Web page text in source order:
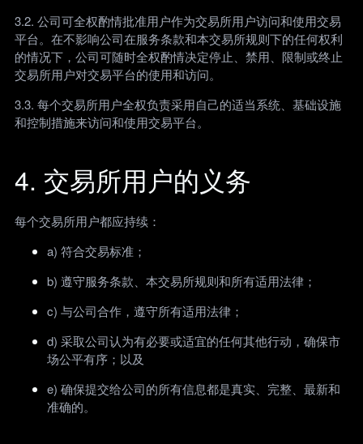
3.2. 公司可全权酌情批准用户作为交易所用户访问和使用交易
平台。在不影响公司在服务条款和本交易所规则下的任何权利
的情况下，公司可随时全权酌情决定停止、禁用、限制或终止
交易所用户对交易平台的使用和访问。
3.3. 每个交易所用户全权负责采用自己的适当系统、基础设施
和控制措施来访问和使用交易平台。
4. 交易所用户的义务
每个交易所用户都应持续：
a) 符合交易标准；
b) 遵守服务条款、本交易所规则和所有适用法律；
c) 与公司合作，遵守所有适用法律；
d) 采取公司认为有必要或适宜的任何其他行动，确保市
场公平有序；以及
e) 确保提交给公司的所有信息都是真实、完整、最新和
准确的。